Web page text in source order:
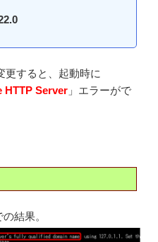
更すると、起動時に
HTTP Server 」エラーがで
の結果。